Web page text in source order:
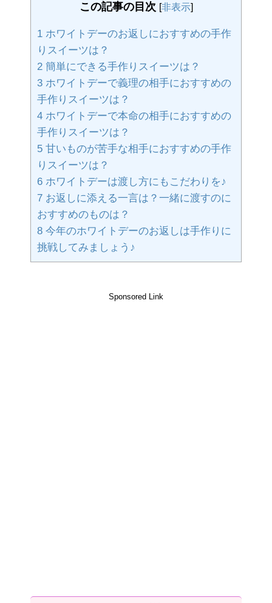
この記事の目次 [非表示]
1 ホワイトデーのお返しにおすすめの手作
りスイーツは？
2 簡単にできる手作りスイーツは？
3 ホワイトデーで義理の相手におすすめの
手作りスイーツは？
4 ホワイトデーで本命の相手におすすめの
手作りスイーツは？
5 甘いものが苦手な相手におすすめの手作
りスイーツは？
6 ホワイトデーは渡し方にもこだわりを♪
7 お返しに添える一言は？一緒に渡すのに
おすすめのものは？
8 今年のホワイトデーのお返しは手作りに
挑戦してみましょう♪
Sponsored Link